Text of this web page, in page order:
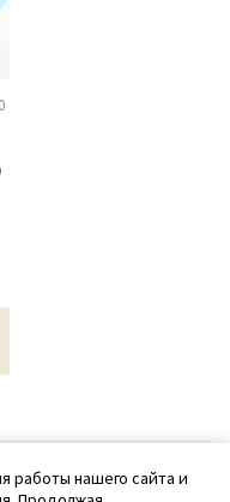
работы нашего сайта и